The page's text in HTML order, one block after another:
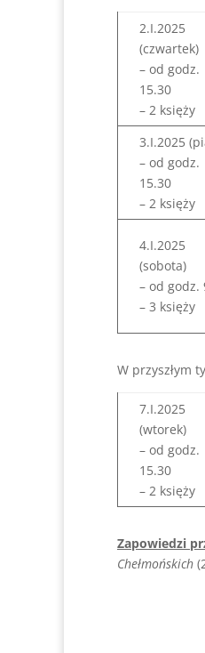
2.I.2025
(czwartek)
– od godz.
15.30
– 2 księży
3.I.2025
– od godz.
15.30
– 2 księży
4.I.2025
(sobota)
– od godz.
– 3 księży
W przyszłym
7.I.2025
(wtorek)
– od godz.
15.30
– 2 księży
Zapowiedzi
Chełmońskich